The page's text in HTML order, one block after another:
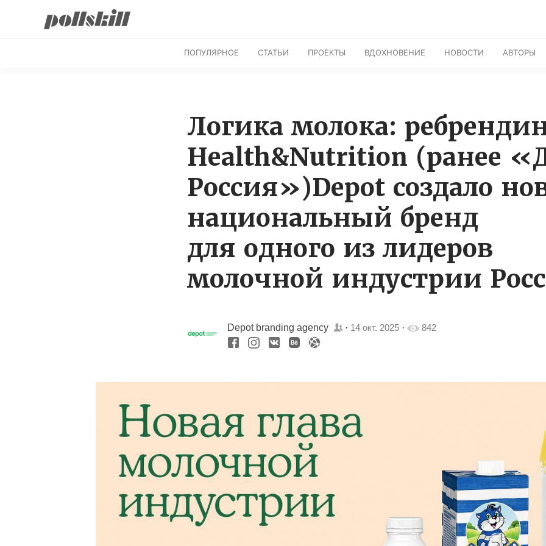
ПОПУЛЯРНОЕ СТАТЬИ ПРОЕКТЫ ВДОХНОВЕНИЕ НОВОСТИ АВТОРЫ
Логика молока:
Health&Nutrition (ранее
Россия»)Depot создало
национальный бренд
для одного из лидеров
молочной индустрии
Depot branding agency · 14 окт. 2025· 842